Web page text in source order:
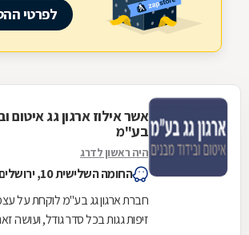
לפרטי
אשר אילוז ארגון גג איטום
בע"מ
היה ראשון לדרג
החומה השלישית 10, ירושלים
חברת ארגון גג בע''מ לוקחת על
זיפות גגות בכל סדר גודל, ועושה